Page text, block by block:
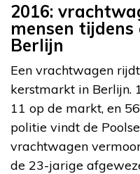
2016:
mensen
Berlijn
Een vrachtwagen
kerstmarkt in Berlijn.
11 op de markt, en
politie vindt de
vrachtwagen
de 23-jarige